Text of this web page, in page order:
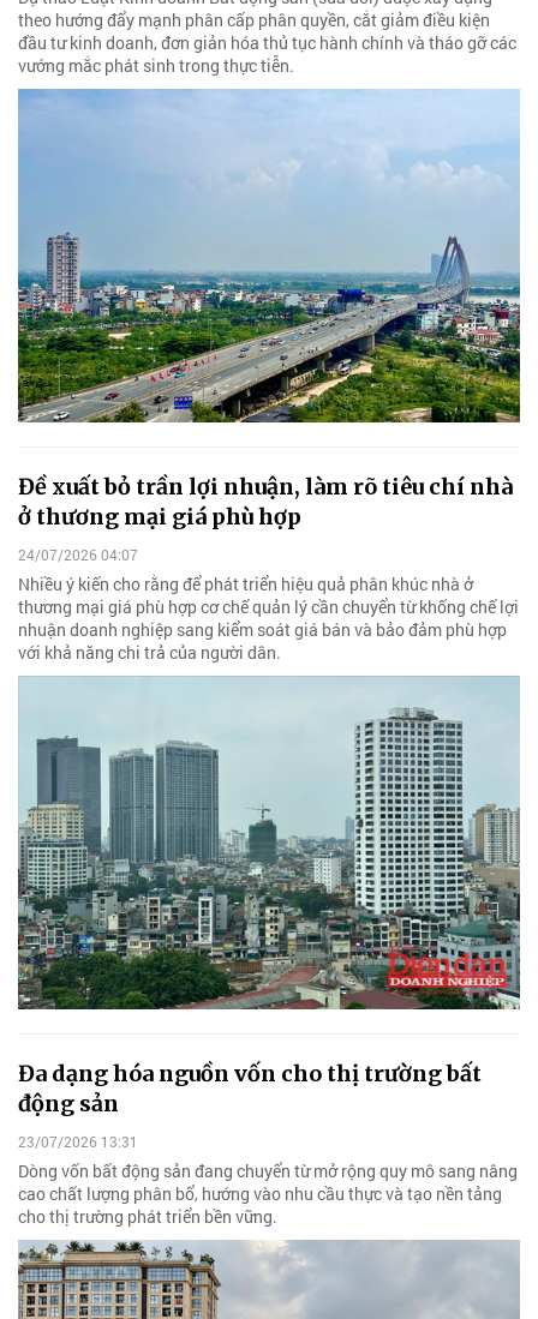
theo hướng đẩy mạnh phân cấp phân quyền, cắt giảm điều kiện
đầu tư kinh doanh, đơn giản hóa thủ tục hành chính và tháo gỡ các
vướng mắc phát sinh trong thực tiễn.
Đề xuất bỏ trần lợi nhuận, làm rõ tiêu chí nhà
ở thương mại giá phù hợp
24/07/2026 04:07
Nhiều ý kiến cho rằng để phát triển hiệu quả phân khúc nhà ở
thương mại giá phù hợp cơ chế quản lý cần chuyển từ khống chế lợi
nhuận doanh nghiệp sang kiểm soát giá bán và bảo đảm phù hợp
với khả năng chi trả của người dân.
Đa dạng hóa nguồn vốn cho thị trường bất
động sản
23/07/2026 13:31
Dòng vốn bất động sản đang chuyển từ mở rộng quy mô sang nâng
cao chất lượng phân bổ, hướng vào nhu cầu thực và tạo nền tảng
cho thị trường phát triển bền vững.